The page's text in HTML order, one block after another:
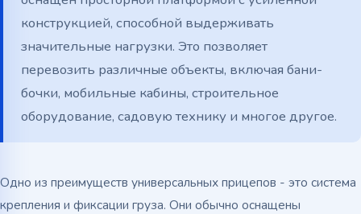
конструкцией, способной выдерживать
значительные нагрузки. Это позволяет
перевозить различные объекты, включая бани-
бочки, мобильные кабины, строительное
оборудование, садовую технику и многое другое.
Одно из преимуществ универсальных прицепов - это система
крепления и фиксации груза. Они обычно оснащены